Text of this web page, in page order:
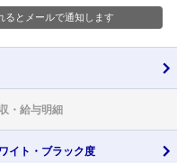
るとメールで通知します
・ 給与明細
イト・ ブラック度